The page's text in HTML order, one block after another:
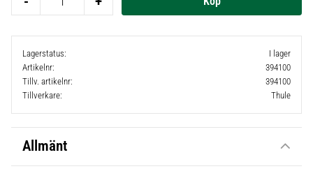
Lagerstatus
I lager
Artikelnr
394100
Tillv. artikelnr
394100
Tillverkare
Thule
Allmänt